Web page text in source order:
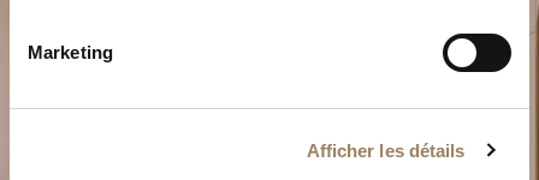
Marketing
Afficher les détails
Planifiez votre moment
Explorez nos créations horlogères dans l’une de nos
boutiques.